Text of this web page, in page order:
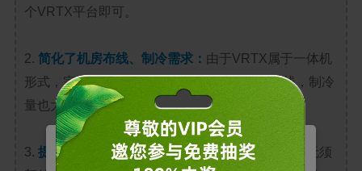
个VRTX平台即可。
2. 简化了机房布线、制冷需求： 由于VRTX属于一体机
形式，完全无须服务器、存储、交换之间的布线，制冷
量也大为减少。
3. 提高了平台安全性：由于VRTX内置共享存储，无须
管理您的Cookie